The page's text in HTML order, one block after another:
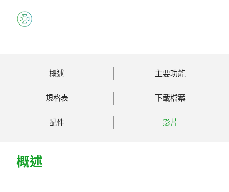
概述 主要功能
規格表 下載檔案
配件 影片
概述